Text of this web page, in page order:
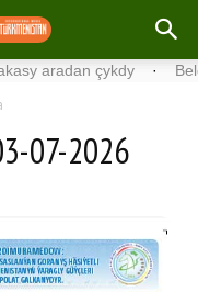
çykdy ·
07-2026